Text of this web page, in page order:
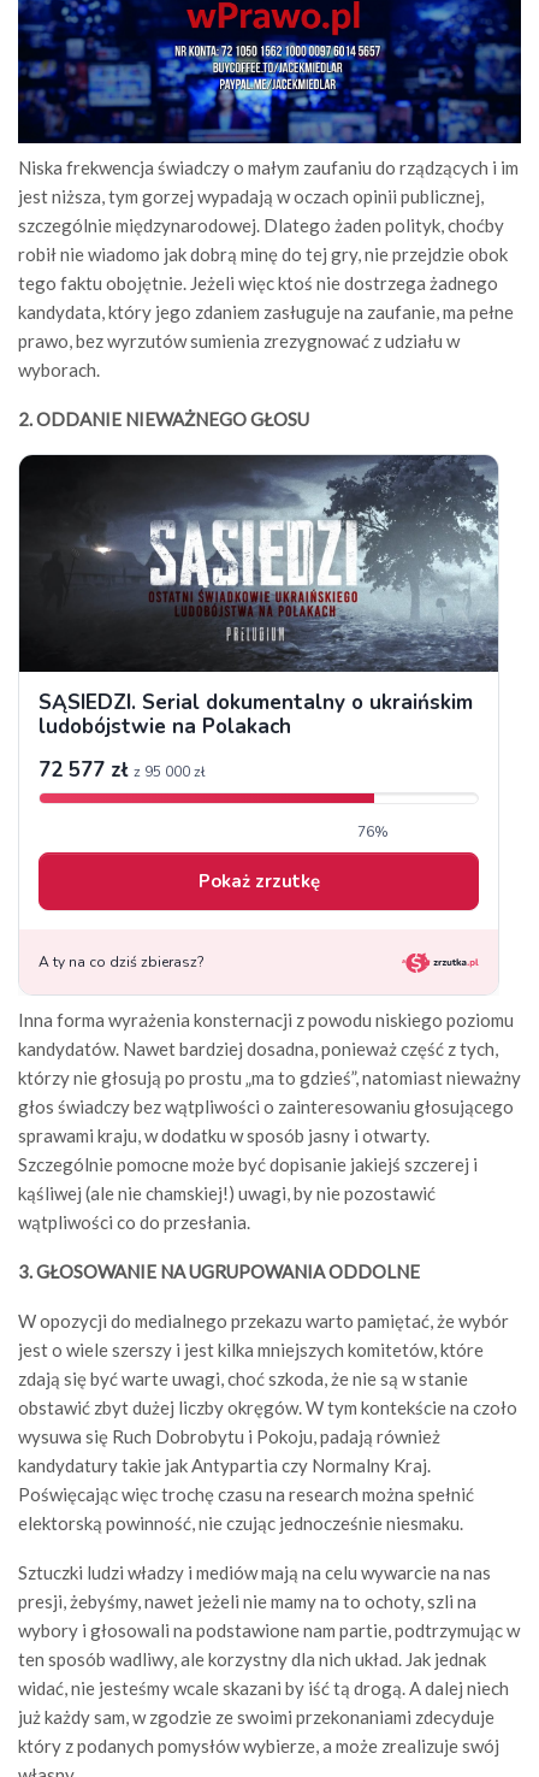
Niska frekwencja świadczy o małym zaufaniu do rządzących i im
jest niższa, tym gorzej wypadają w oczach opinii publicznej,
szczególnie międzynarodowej. Dlatego żaden polityk, choćby
robił nie wiadomo jak dobrą minę do tej gry, nie przejdzie obok
tego faktu obojętnie. Jeżeli więc ktoś nie dostrzega żadnego
kandydata, który jego zdaniem zasługuje na zaufanie, ma pełne
prawo, bez wyrzutów sumienia zrezygnować z udziału w
wyborach.
2. ODDANIE NIEWAŻNEGO GŁOSU
Inna forma wyrażenia konsternacji z powodu niskiego poziomu
kandydatów. Nawet bardziej dosadna, ponieważ część z tych,
którzy nie głosują po prostu „ma to gdzieś”, natomiast nieważny
głos świadczy bez wątpliwości o zainteresowaniu głosującego
sprawami kraju, w dodatku w sposób jasny i otwarty.
Szczególnie pomocne może być dopisanie jakiejś szczerej i
kąśliwej (ale nie chamskiej!) uwagi, by nie pozostawić
wątpliwości co do przesłania.
3. GŁOSOWANIE NA UGRUPOWANIA ODDOLNE
W opozycji do medialnego przekazu warto pamiętać, że wybór
jest o wiele szerszy i jest kilka mniejszych komitetów, które
zdają się być warte uwagi, choć szkoda, że nie są w stanie
obstawić zbyt dużej liczby okręgów. W tym kontekście na czoło
wysuwa się Ruch Dobrobytu i Pokoju, padają również
kandydatury takie jak Antypartia czy Normalny Kraj.
Poświęcając więc trochę czasu na research można spełnić
elektorską powinność, nie czując jednocześnie niesmaku.
Sztuczki ludzi władzy i mediów mają na celu wywarcie na nas
presji, żebyśmy, nawet jeżeli nie mamy na to ochoty, szli na
wybory i głosowali na podstawione nam partie, podtrzymując w
ten sposób wadliwy, ale korzystny dla nich układ. Jak jednak
widać, nie jesteśmy wcale skazani by iść tą drogą. A dalej niech
już każdy sam, w zgodzie ze swoimi przekonaniami zdecyduje
który z podanych pomysłów wybierze, a może zrealizuje swój